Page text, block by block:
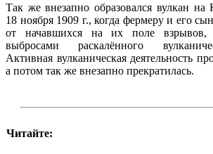
Так же внезапно образовался вулкан на
18 ноября 1909 г., когда фермеру и его
от начавшихся на их поле взрывов,
выбросами раскалённого
Активная вулканическая деятельность
а потом так же внезапно прекратилась.
Читайте: